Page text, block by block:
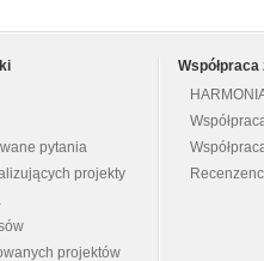
pytania
projekty
projektów